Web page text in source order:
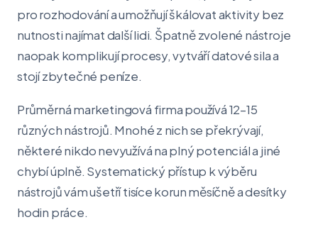
pro rozhodování a umožňují škálovat aktivity bez
nutnosti najímat další lidi. Špatně zvolené nástroje
naopak komplikují procesy, vytváří datové sila a
stojí zbytečné peníze.
Průměrná marketingová firma používá 12–15
různých nástrojů. Mnohé z nich se překrývají,
některé nikdo nevyužívá na plný potenciál a jiné
chybí úplně. Systematický přístup k výběru
nástrojů vám ušetří tisíce korun měsíčně a desítky
hodin práce.